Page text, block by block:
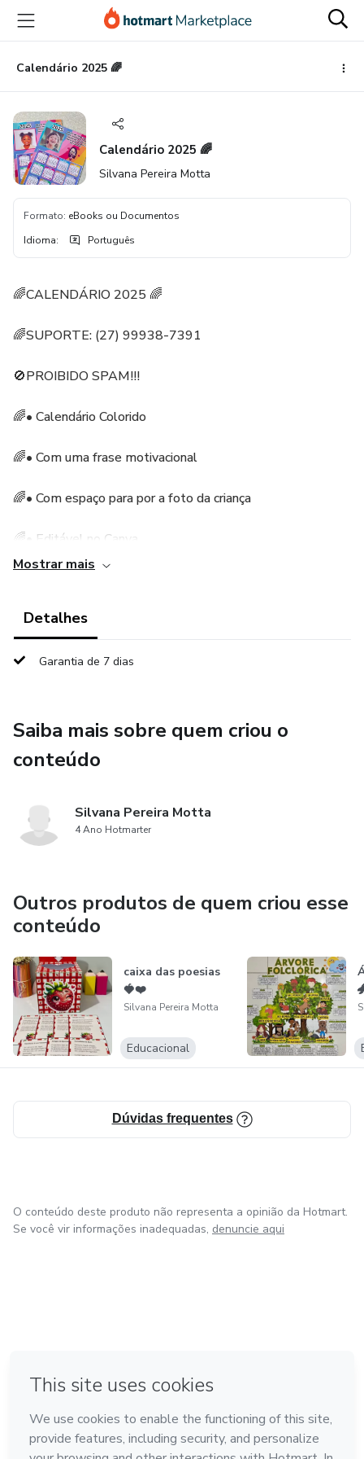
para
conteúdo
principal
para
pagamento
para
rodapé
Calendário 2025 🌈
Calendário 2025 🌈
Silvana Pereira Motta
Formato: eBooks ou Documentos
Idioma: Português
🌈CALENDÁRIO 2025 🌈
🌈SUPORTE: (27) 99938-7391
🚫PROIBIDO SPAM!!!
🌈• Calendário Colorido
🌈• ⁠Com uma frase motivacional
🌈• ⁠Com espaço para por a foto da criança
🌈• ⁠Editável no Canva
🌈• ⁠Com dias das fases da lua
🌈• ⁠Arquivo em PDF
Mostrar mais
Detalhes
Garantia de 7 dias
Saiba mais sobre quem criou o
conteúdo
Silvana Pereira Motta
4 Ano Hotmarter
Outros produtos de quem criou esse
conteúdo
caixa das poesias
🍓❤️
Silvana Pereira Motta
Educacional
Dúvidas frequentes
O conteúdo deste produto não representa a opinião da Hotmart.
Se você vir informações inadequadas, denuncie aqui
Feito com ❤ na Cidade do México